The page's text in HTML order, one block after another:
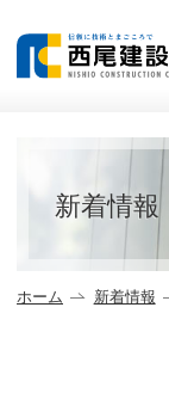
新着情報
ホーム 新着情報